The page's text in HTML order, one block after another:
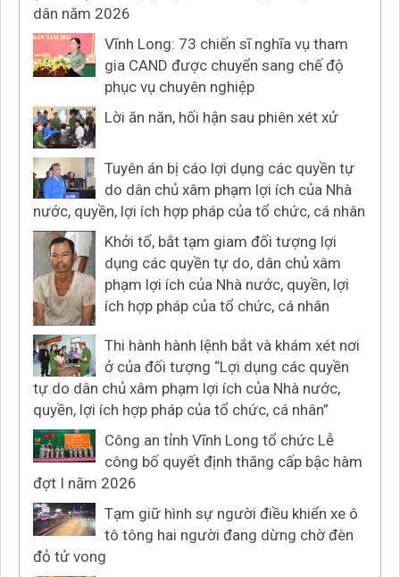
dân năm 2026
Vĩnh Long: 73 chiến sĩ nghĩa vụ tham
gia CAND được chuyển sang chế độ
phục vụ chuyên nghiệp
Lời ăn năn, hối hận sau phiên xét xử
Tuyên án bị cáo lợi dụng các quyền tự
do dân chủ xâm phạm lợi ích của Nhà
nước, quyền, lợi ích hợp pháp của tổ chức, cá nhân
Khởi tố, bắt tạm giam đối tượng lợi
dụng các quyền tự do, dân chủ xâm
phạm lợi ích của Nhà nước, quyền, lợi
ích hợp pháp của tổ chức, cá nhân
Thi hành hành lệnh bắt và khám xét nơi
ở của đối tượng “Lợi dụng các quyền
tự do dân chủ xâm phạm lợi ích của Nhà nước,
quyền, lợi ích hợp pháp của tổ chức, cá nhân”
Công an tỉnh Vĩnh Long tổ chức Lễ
công bố quyết định thăng cấp bậc hàm
đợt I năm 2026
Tạm giữ hình sự người điều khiển xe ô
tô tông hai người đang dừng chờ đèn
đỏ tử vong